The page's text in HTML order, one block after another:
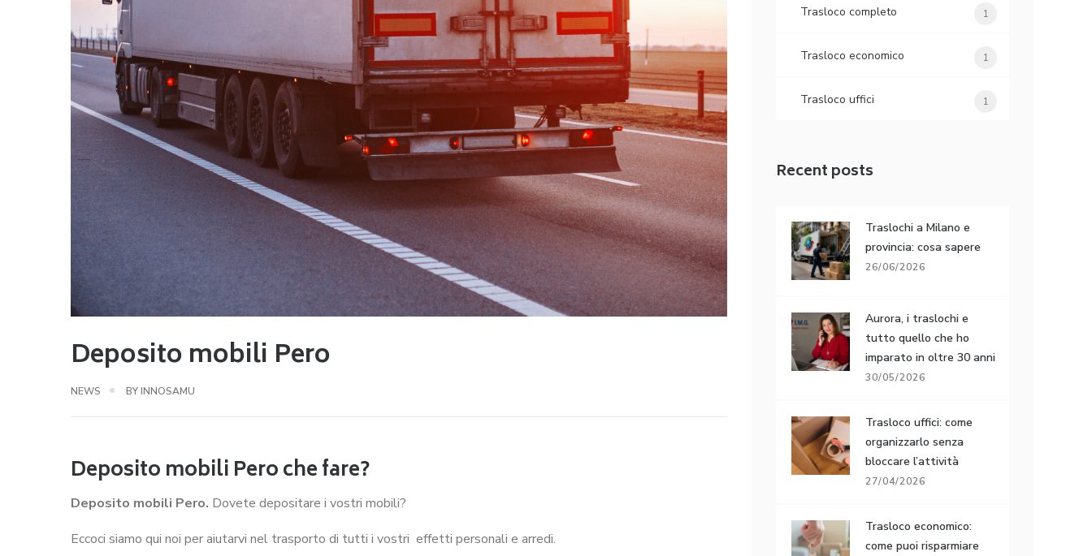
Deposito mobili Pero
NEWS BYINNOSAMU
Deposito mobili Pero che fare?
Deposito mobili Pero. Dovete depositare i vostri mobili?
Eccoci siamo qui noi per aiutarvi nel trasporto di tutti i vostri effetti personali e arredi.
Trasloco completo 1
Trasloco economico 1
Trasloco uffici 1
Recent posts
Traslochi a Milano e
provincia: cosa sapere
26/06/2026
Aurora, i traslochi e
tutto quello che ho
imparato in oltre 30 anni
30/05/2026
Trasloco uffici: come
organizzarlo senza
bloccare l’attività
27/04/2026
Trasloco economico:
come puoi risparmiare